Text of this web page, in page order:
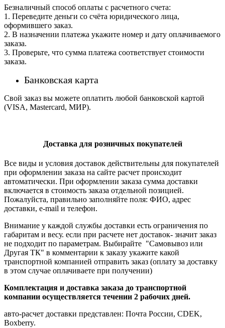
Безналичный способ оплаты с расчетного счета:
1. Переведите деньги со счёта юридического лица,
оформившего заказ.
2. В назначении платежа укажите номер и дату оплачиваемого
заказа.
3. Проверьте, что сумма платежа соответствует стоимости
заказа.
Банковская карта
Свой заказ вы можете оплатить любой банковской картой
(VISA, Mastercard, МИР).
Доставка для розничных покупателей
Все виды и условия доставок действительны для покупателей
при оформлении заказа на сайте расчет происходит
автоматически. При оформлении заказа сумма доставки
включается в стоимость заказа отдельной позицией.
Пожалуйста, правильно заполняйте поля: ФИО, адрес
доставки, e-mail и телефон.
Внимание у каждой службы доставки есть ограничения по
габаритам и весу. если при расчете нет доставок- значит заказ
не подходит по параметрам. Выбирайте "Самовывоз или
Другая ТК" в комментарии к заказу укажите какой
транспортной компанией отправить заказ (оплату за доставку
в этом случае оплачиваете при получении)
Комплектация и доставка заказа до транспортной
компании осуществляется течении 2 рабочих дней.
авто-расчет доставки представлен: Почта России, CDEK,
Boxberry.